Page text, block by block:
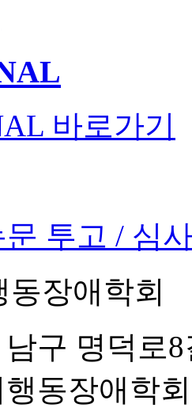
바로가기
투고 / 심
구 명덕로
동장애학회